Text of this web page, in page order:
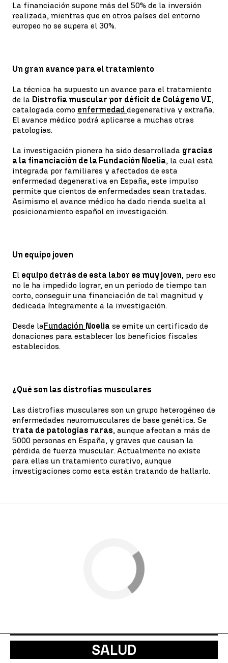
La financiación supone más del 50% de la inversión
realizada, mientras que en otros países del entorno
europeo no se supera el 30%.
Un gran avance para el tratamiento
La técnica ha supuesto un avance para el tratamiento
de la Distrofia muscular por déficit de Colágeno VI,
catalogada como enfermedad degenerativa y extraña.
El avance médico podrá aplicarse a muchas otras
patologías.
La investigación pionera ha sido desarrollada gracias
a la financiación de la Fundación Noelia, la cual está
integrada por familiares y afectados de esta
enfermedad degenerativa en España, este impulso
permite que cientos de enfermedades sean tratadas.
Asimismo el avance médico ha dado rienda suelta al
posicionamiento español en investigación.
Un equipo joven
El equipo detrás de esta labor es muy joven, pero eso
no le ha impedido lograr, en un periodo de tiempo tan
corto, conseguir una financiación de tal magnitud y
dedicada íntegramente a la investigación.
Desde laFundación Noelia se emite un certificado de
donaciones para establecer los beneficios fiscales
establecidos.
¿Qué son las distrofias musculares
Las distrofias musculares son un grupo heterogéneo de
enfermedades neuromusculares de base genética. Se
trata de patologías raras, aunque afectan a más de
5000 personas en España, y graves que causan la
pérdida de fuerza muscular. Actualmente no existe
para ellas un tratamiento curativo, aunque
investigaciones como esta están tratando de hallarlo.
SALUD